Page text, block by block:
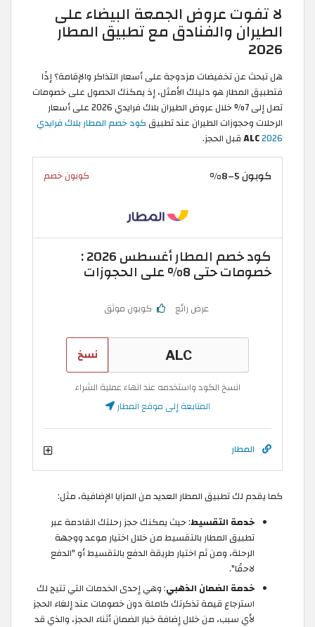
لا تفوت عروض الجمعة البيضاء على
الطيران والفنادق مع تطبيق المطار
2026
هل تبحث عن تخفيضات مزدوجة على أسعار التذاكر والإقامة؟ إذًا
فتطبيق المطار هو دليلك الأمثل، إذ يمكنك الحصول على خصومات
تصل إلى 7% خلال عروض الطيران بلاك فرايدي 2026 على أسعار
الرحلات وحجوزات الطيران عند تطبيق كود خصم المطار بلاك فرايدي
2026
ALCقبل الحجز.
كوبون 5–8% كوبون خصم
كود خصم المطار أغسطس 2026 :
خصومات حتى 8% على الحجوزات
عرض رائع كوبون موثق
نسخ
انسخ الكود واستخدمه عند انهاء عملية الشراء
المتابعة إلى موقع المطار
المطار
كما يقدم لك تطبيق المطار العديد من المزايا الإضافية، مثل:
خدمة التقسيط: حيث يمكنك حجز رحلتك القادمة عبر
تطبيق المطار بالتقسيط من خلال اختيار موعد ووجهة
الرحلة، ومن ثم اختيار طريقة الدفع بالتقسيط أو "الدفع
لاحقًا".
خدمة الضمان الذهبي: وهي إحدى الخدمات التي تتيح لك
استرجاع قيمة تذكرتك كاملة دون خصومات عند إلغاء الحجز
لأي سبب، من خلال إضافة خيار الضمان أثناء الحجز، والذي قد